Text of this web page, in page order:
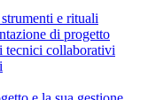
e rituali
di progetto
tecnici collaborativi